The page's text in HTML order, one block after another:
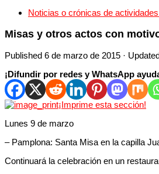
Noticias o crónicas de
Misas y otros actos con
Published 6 de marzo de 2015 ·
¡Difundir por redes y WhatsApp
¡Imprime esta sección!
Lunes 9 de marzo
– Pamplona: Santa Misa en la capilla
Continuará la celebración en un